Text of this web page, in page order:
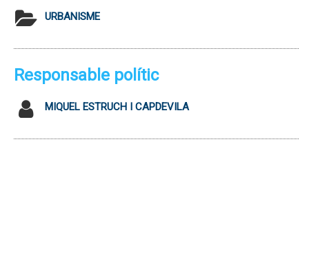
URBANISME
Responsable polític
MIQUEL ESTRUCH I CAPDEVILA